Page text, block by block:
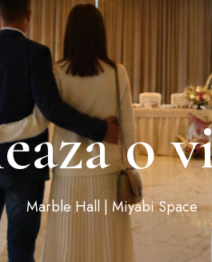
o
Marble Hall | Miyabi Space